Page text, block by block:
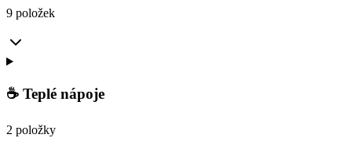
9 položek
☕ Teplé nápoje
2 položky